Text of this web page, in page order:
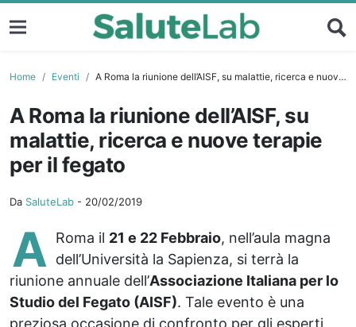
Home Eventi A Roma la riunione dell’AISF, su malattie, ricerca e nuove terapie per il fegato
A Roma la riunione dell’AISF, su
malattie, ricerca e nuove terapie
per il fegato
Da SaluteLab - 20/02/2019
A Roma il 21 e 22 Febbraio, nell’aula magna
dell’Università la Sapienza, si terrà la
riunione annuale dell’Associazione Italiana per lo
Studio del Fegato (AISF). Tale evento è una
preziosa occasione di confronto per gli esperti